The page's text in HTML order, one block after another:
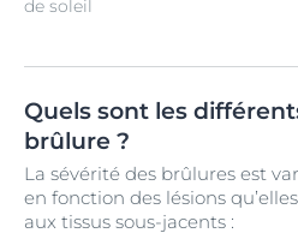
de soleil
Quels sont les
brûlure ?
La sévérité des brûlures est
en fonction des lésions
aux tissus sous-jacents :